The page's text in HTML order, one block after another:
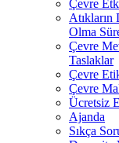
Çevre
Atıkların
Olma
Çevre
Taslaklar
Çevre
Çevre
Ücretsiz
Ajanda
Sıkça